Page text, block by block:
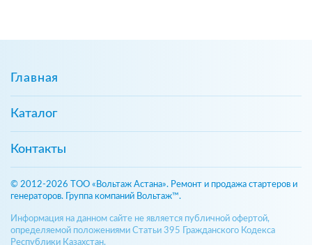
Главная
Каталог
Контакты
© 2012-2026 ТОО «Вольтаж Астана». Ремонт и продажа стартеров и
генераторов. Группа компаний Вольтаж™.
Информация на данном сайте не является публичной офертой,
определяемой положениями Статьи 395 Гражданского Кодекса
Республики Казахстан.